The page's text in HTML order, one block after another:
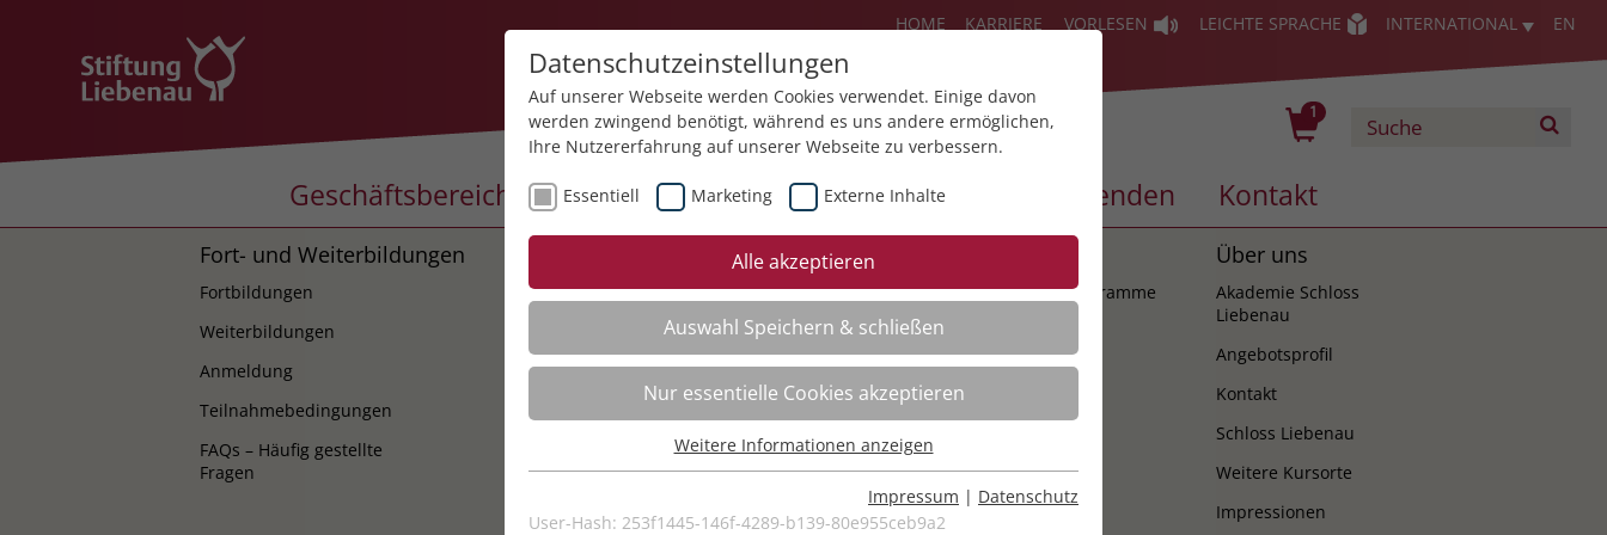
HOME KARRIERE VORLESEN LEICHTE SPRACHE INTERNATIONAL EN
Geschäftsbereiche Über uns Aktuelles Akademie Spenden Kontakt
1
Fort- und Weiterbildungen
Fortbildungen
Weiterbildungen
Anmeldung
Teilnahmebedingungen
FAQs – Häufig gestellte
Fragen
Kursempfehlungen
Beratung
Supervision
Coaching
Mediation
Organisationsentwicklung
Bildungsberatung
Moderation
Bildungsprogramme
Über uns
Akademie Schloss
Liebenau
Angebotsprofil
Kontakt
Schloss Liebenau
Weitere Kursorte
Impressionen
Datenschutzeinstellungen
Auf unserer Webseite werden Cookies verwendet. Einige davon
werden zwingend benötigt, während es uns andere ermöglichen,
Ihre Nutzererfahrung auf unserer Webseite zu verbessern.
Essentiell Marketing Externe Inhalte
Alle akzeptieren
Auswahl Speichern & schließen
Nur essentielle Cookies akzeptieren
Essentielle Cookies werden für grundlegende Funktionen der
Webseite benötigt. Dadurch ist gewährleistet, dass die Webseite
Weitere Informationen anzeigen
Impressum | Datenschutz
User-Hash: 253f1445-146f-4289-b139-80e955ceb9a2